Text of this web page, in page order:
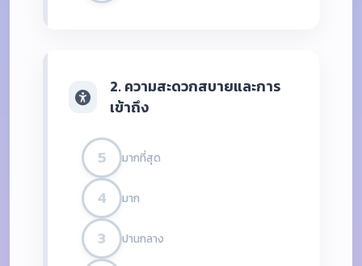
2. ความสะดวกสบายและการ
เข้าถึง
5 มากที่สุด
4 มาก
3 ปานกลาง